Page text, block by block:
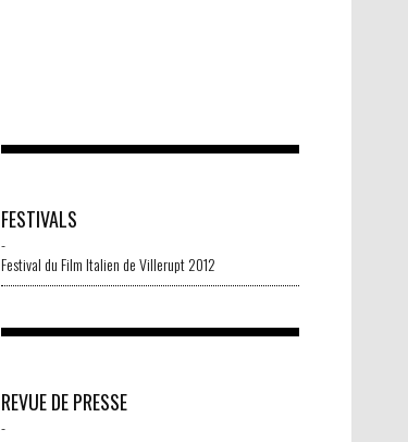
FESTIVALS
-
Festival du Film Italien de Villerupt 2012
REVUE DE PRESSE
-